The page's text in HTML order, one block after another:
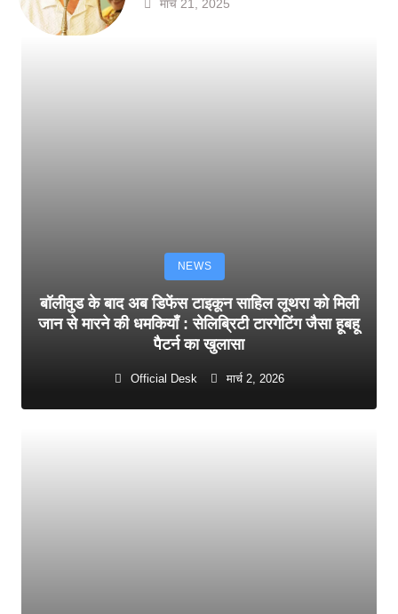
मार्च 21, 2025
NEWS
बॉलीवुड के बाद अब डिफेंस टाइकून साहिल लूथरा को मिली
जान से मारने की धमकियाँ : सेलिब्रिटी टारगेटिंग जैसा हूबहू
पैटर्न का खुलासा
Official Desk मार्च 2, 2026